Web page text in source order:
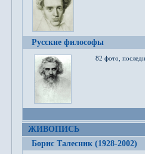
Русские философы
82 фото,
ЖИВОПИСЬ
Борис Талесник (1928-2002)